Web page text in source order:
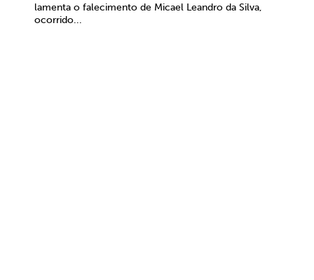
lamenta o falecimento de Micael Leandro da Silva,
ocorrido...